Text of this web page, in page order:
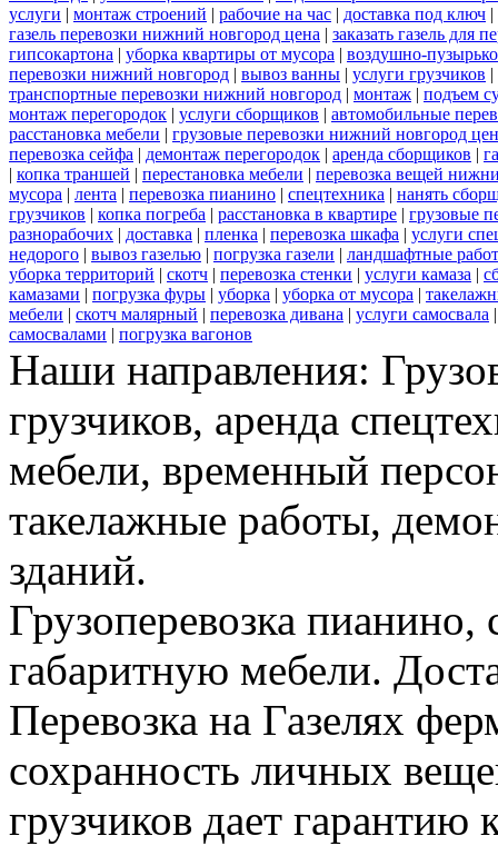
услуги | монтаж строений | рабочие на час | доставка под ключ |
газель перевозки нижний новгород цена | заказать газель для
гипсокартона | уборка квартиры от мусора | воздушно-
перевозки нижний новгород | вывоз ванны | услуги грузчиков |
транспортные перевозки нижний новгород | монтаж | подъем
монтаж перегородок | услуги сборщиков | автомобильные
расстановка мебели | грузовые перевозки нижний новгород
перевозка сейфа | демонтаж перегородок | аренда сборщиков |
| копка траншей | перестановка мебели | перевозка вещей
мусора | лента | перевозка пианино | спецтехника | нанять
грузчиков | копка погреба | расстановка в квартире | грузовые
разнорабочих | доставка | пленка | перевозка шкафа | услуги
недорого | вывоз газелью | погрузка газели | ландшафтные
уборка территорий | скотч | перевозка стенки | услуги камаза |
камазами | погрузка фуры | уборка | уборка от мусора |
мебели | скотч малярный | перевозка дивана | услуги самосвала
самосвалами | погрузка вагонов
Наши направления:
грузчиков, аренда
мебели, временный
такелажные работы,
зданий.
Грузоперевозка
габаритную мебели.
Перевозка на Газелях
сохранность личных
грузчиков дает гарантию